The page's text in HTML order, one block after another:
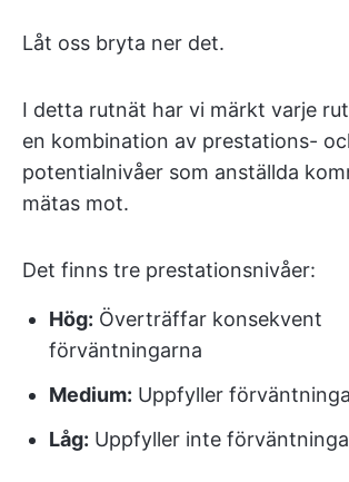
Låt oss bryta ner det.
I detta rutnät har vi märkt varje
en kombination av prestations-
potentialnivåer som anställda
mätas mot.
Det finns tre prestationsnivåer:
Hög: Överträffar konsekvent
förväntningarna
Medium: Uppfyller
Låg: Uppfyller inte